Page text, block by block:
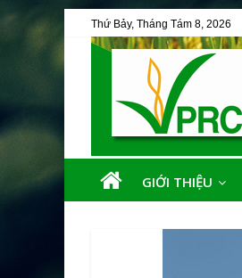
Thứ Bảy, Tháng Tám 8, 2026
GIỚI THIỆU